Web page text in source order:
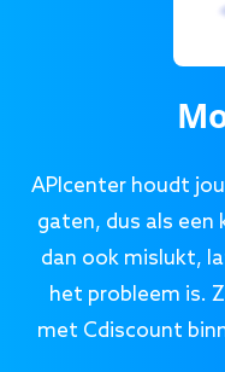
APIcenter houdt
gaten, dus als een
dan ook mislukt,
het probleem is.
met Cdiscount